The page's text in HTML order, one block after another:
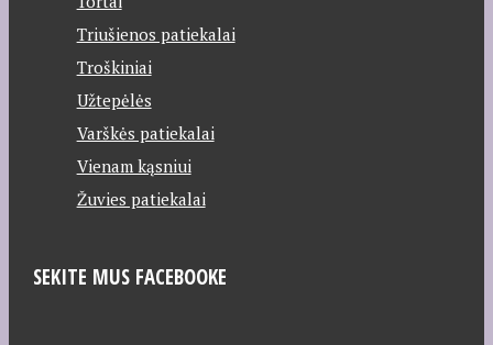
Triušienos patiekalai
Troškiniai
Užtepėlės
Varškės patiekalai
Vienam kąsniui
Žuvies patiekalai
SEKITE MUS FACEBOOKE